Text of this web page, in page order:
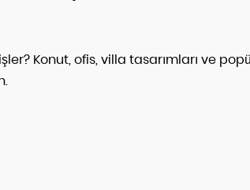
Konut, ofis, villa tasarımları ve